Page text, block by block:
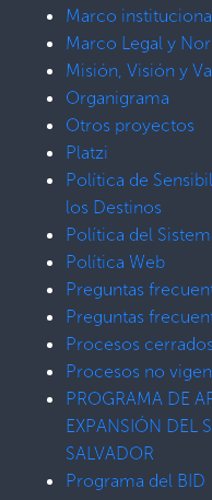
Marco
Marco Legal y
Misión, Visión y
Organigrama
Otros proyectos
Platzi
Política de
los Destinos
Política del
Política Web
Preguntas
Preguntas
Procesos
Procesos no
PROGRAMA DE
EXPANSIÓN DEL
SALVADOR
Programa del BID